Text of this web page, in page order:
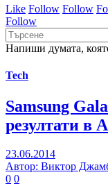
Like Follow Follow
Follow
Напиши думата,
Tech
Samsung
резултати в
23.06.2014
Автор: Виктор
0 0